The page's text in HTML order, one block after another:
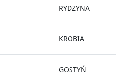
RYDZYNA
KROBIA
GOSTYŃ